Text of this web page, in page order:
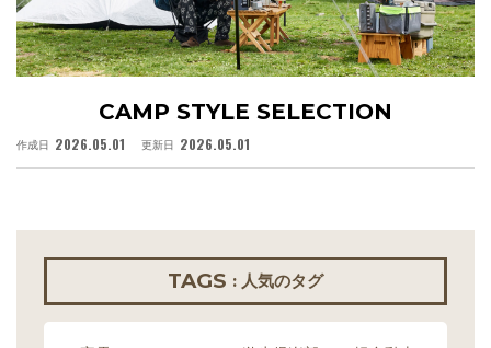
CAMP STYLE SELECTION
作成日 2026.05.01 更新日 2026.05.01
TAGS : 人気のタグ